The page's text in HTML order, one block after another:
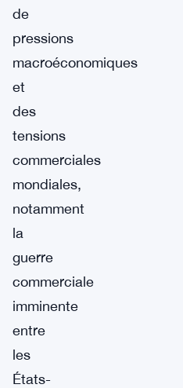
de
pressions
macroéconomiques
et
des
tensions
commerciales
mondiales,
notamment
la
guerre
commerciale
imminente
entre
les
États-